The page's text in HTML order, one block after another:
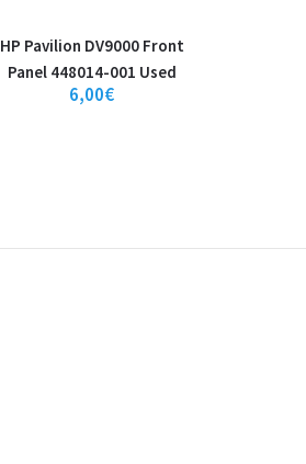
HP Pavilion DV9000 Front
Panel 448014-001 Used
6,00€